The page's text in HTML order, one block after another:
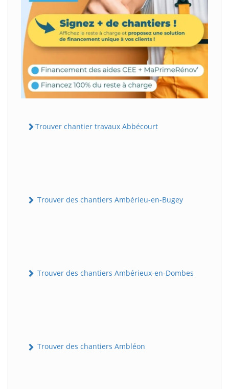
Trouver chantier travaux Abbécourt
Trouver des chantiers Ambérieu-en-Bugey
Trouver des chantiers Ambérieux-en-Dombes
Trouver des chantiers Ambléon